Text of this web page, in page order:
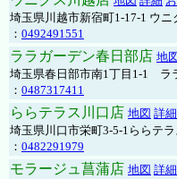
埼玉県川越市新宿町1-17-1 ウニ
： 0492491551
ララガーデン春日部店 地図
埼玉県春日部市南1丁目1-1 ラ
： 0487317411
ららテラス川口店 地図 詳細
埼玉県川口市栄町3-5-1ららテ
： 0482291979
モラージュ菖蒲店 地図 詳細